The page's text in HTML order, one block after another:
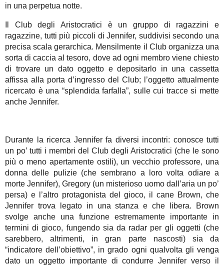
in una perpetua notte.
Il Club degli Aristocratici è un gruppo di ragazzini e
ragazzine, tutti più piccoli di Jennifer, suddivisi secondo una
precisa scala gerarchica. Mensilmente il Club organizza una
sorta di caccia al tesoro, dove ad ogni membro viene chiesto
di trovare un dato oggetto e depositarlo in una cassetta
affissa alla porta d’ingresso del Club; l’oggetto attualmente
ricercato è una “splendida farfalla”, sulle cui tracce si mette
anche Jennifer.
Durante la ricerca Jennifer fa diversi incontri: conosce tutti
un po’ tutti i membri del Club degli Aristocratici (che le sono
più o meno apertamente ostili), un vecchio professore, una
donna delle pulizie (che sembrano a loro volta odiare a
morte Jennifer), Gregory (un misterioso uomo dall’aria un po’
persa) e l’altro protagonista del gioco, il cane Brown, che
Jennifer trova legato in una stanza e che libera. Brown
svolge anche una funzione estremamente importante in
termini di gioco, fungendo sia da radar per gli oggetti (che
sarebbero, altrimenti, in gran parte nascosti) sia da
“indicatore dell’obiettivo”, in grado ogni qualvolta gli venga
dato un oggetto importante di condurre Jennifer verso il